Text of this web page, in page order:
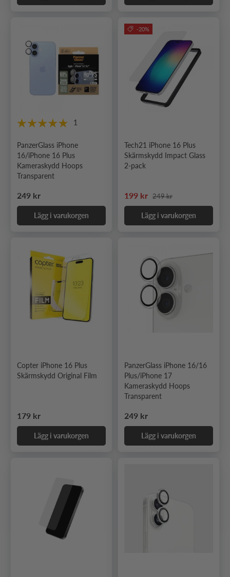
1
PanzerGlass iPhone
16/iPhone 16 Plus
Kameraskydd Hoops
Transparent
Ordinarie pris
249 kr
Lägg i varukorgen
-20%
Tech21 iPhone 16 Plus
Skärmskydd Impact Glass
2-pack
Nedsatt pris
199 kr Ordinarie pris
249 kr
Lägg i varukorgen
Copter iPhone 16 Plus
Skärmskydd Original Film
Ordinarie pris
179 kr
Lägg i varukorgen
PanzerGlass iPhone 16/16
Plus/iPhone 17
Kameraskydd Hoops
Transparent
Ordinarie pris
249 kr
Lägg i varukorgen